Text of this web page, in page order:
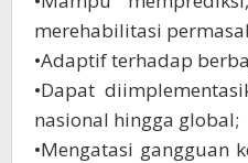
merehabilitasi
•Adaptif terhadap
•Dapat
nasional hingga global;
•Mengatasi gangguan